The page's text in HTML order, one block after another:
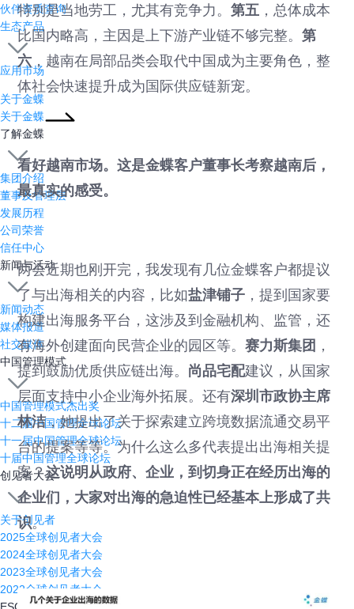
伙伴资质查询
生态产品
应用市场
关于金蝶
关于金蝶
了解金蝶
集团介绍
董事及管理层
发展历程
公司荣誉
信任中心
新闻与活动
新闻动态
媒体报道
社交媒体
中国管理模式
中国管理模式杰出奖
十二届中国管理全球论坛
十一届中国管理全球论坛
十届中国管理全球论坛
创见者大会
关于创见者
2025全球创见者大会
2024全球创见者大会
2023全球创见者大会
2022全球创见者大会
特别是当地劳工，尤其有竞争力。第五 ，总体成本
比国内略高，主因是上下游产业链不够完整。第
六 ，越南在局部品类会取代中国成为主要角色，整
体社会快速提升成为国际供应链新宠。
看好越南市场。这是金蝶客户董事长考察越南后，
最真实的感受。
两会近期也刚开完，我发现有几位金蝶客户都提议
了与出海相关的内容，比如盐津铺子 ，提到国家要
构建出海服务平台，这涉及到金融机构、监管，还
有海外创建面向民营企业的园区等。赛力斯集团 ，
提到鼓励优质供应链出海。 尚品宅配建议，从国家
层面支持中小企业海外拓展。还有深圳市政协主席
林洁，她提出了关于探索建立跨境数据流通交易平
台的提案等等。为什么这么多代表提出出海相关提
案？这说明从政府、企业，到切身正在经历出海的
企业们，大家对出海的急迫性已经基本上形成了共
识。